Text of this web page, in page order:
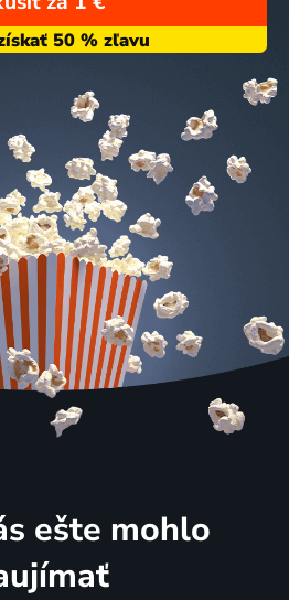
ešte mohlo